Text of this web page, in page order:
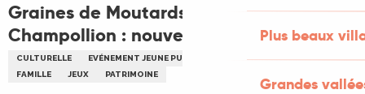
Plus beaux
Grandes
Graines de Moutards au musée
Champollion : nouveau terrain de jeux
CULTURELLE EVÉNEMENT JEUNE PUBLIC RENCONTRES
ENFANTS
FAMILLE
JEUX PATRIMOINE